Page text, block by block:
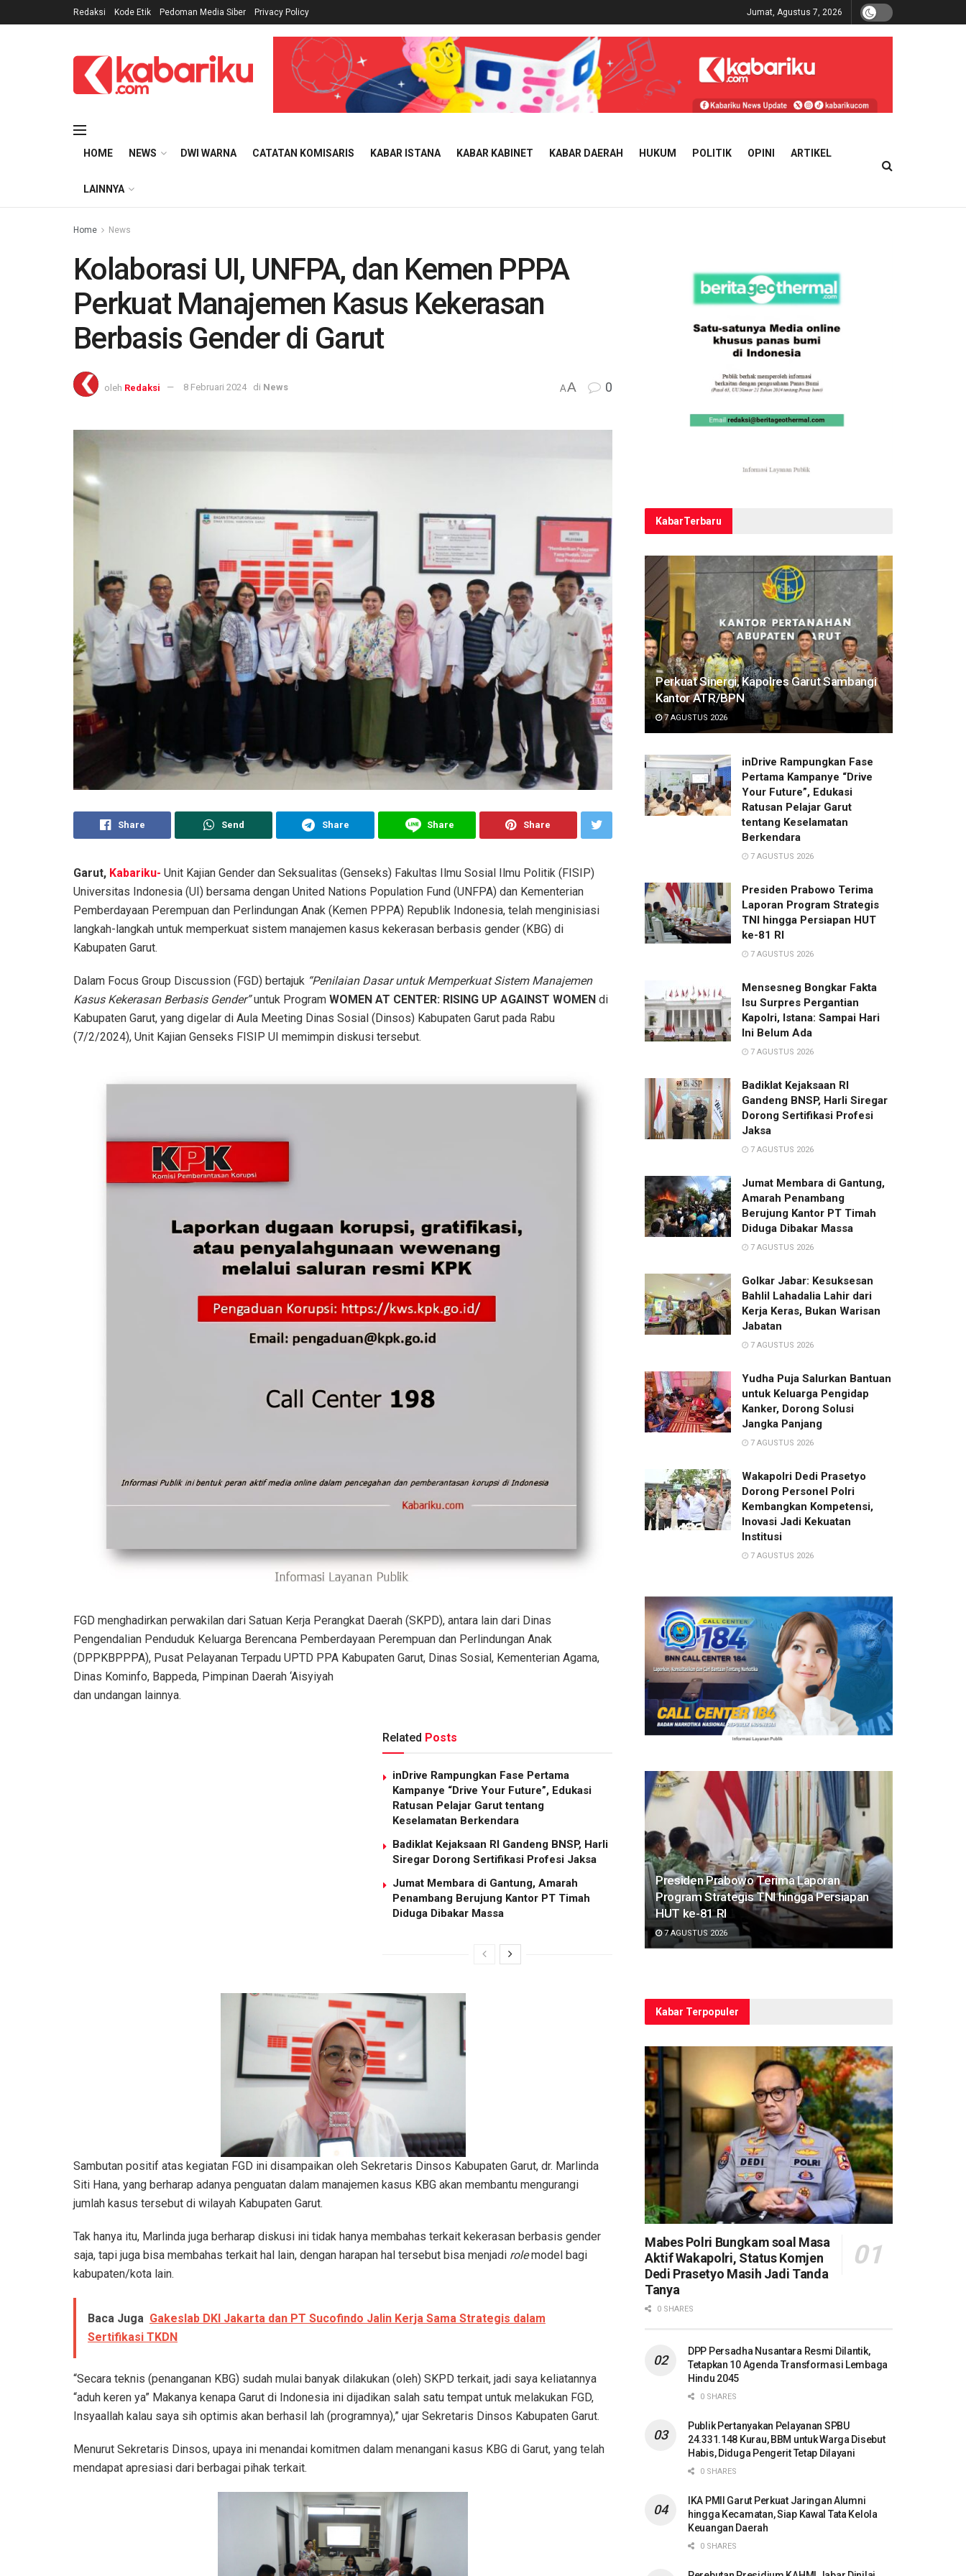
Redaksi Kode Etik Pedoman Media Siber Privacy Policy Jumat, Agustus 7, 2026
HOME NEWS DWI WARNA CATATAN KOMISARIS KABAR ISTANA KABAR KABINET KABAR DAERAH HUKUM POLITIK OPINI ARTIKEL
LAINNYA
Home News
Kolaborasi UI, UNFPA, dan Kemen PPPA
Perkuat Manajemen Kasus Kekerasan
Berbasis Gender di Garut
oleh Redaksi 8 Februari 2024 di News AA 0
Share Send Share Share Share
Garut, Kabariku- Unit Kajian Gender dan Seksualitas (Genseks) Fakultas Ilmu Sosial Ilmu Politik (FISIP)
Universitas Indonesia (UI) bersama dengan United Nations Population Fund (UNFPA) dan Kementerian
Pemberdayaan Perempuan dan Perlindungan Anak (Kemen PPPA) Republik Indonesia, telah menginisiasi
langkah-langkah untuk memperkuat sistem manajemen kasus kekerasan berbasis gender (KBG) di
Kabupaten Garut.
Dalam Focus Group Discussion (FGD) bertajuk “Penilaian Dasar untuk Memperkuat Sistem Manajemen
Kasus Kekerasan Berbasis Gender”untuk Program WOMEN AT CENTER: RISING UP AGAINST WOMEN di
Kabupaten Garut, yang digelar di Aula Meeting Dinas Sosial (Dinsos) Kabupaten Garut pada Rabu
(7/2/2024), Unit Kajian Genseks FISIP UI memimpin diskusi tersebut.
FGD menghadirkan perwakilan dari Satuan Kerja Perangkat Daerah (SKPD), antara lain dari Dinas
Pengendalian Penduduk Keluarga Berencana Pemberdayaan Perempuan dan Perlindungan Anak
(DPPKBPPPA), Pusat Pelayanan Terpadu UPTD PPA Kabupaten Garut, Dinas Sosial, Kementerian Agama,
Dinas Kominfo, Bappeda, Pimpinan Daerah ‘Aisyiyah
dan undangan lainnya.
Related Posts
inDrive Rampungkan Fase Pertama
Kampanye “Drive Your Future”, Edukasi
Ratusan Pelajar Garut tentang
Keselamatan Berkendara
Badiklat Kejaksaan RI Gandeng BNSP, Harli
Siregar Dorong Sertifikasi Profesi Jaksa
Jumat Membara di Gantung, Amarah
Penambang Berujung Kantor PT Timah
Diduga Dibakar Massa
Sambutan positif atas kegiatan FGD ini disampaikan oleh Sekretaris Dinsos Kabupaten Garut, dr. Marlinda
Siti Hana, yang berharap adanya penguatan dalam manajemen kasus KBG akan membantu mengurangi
jumlah kasus tersebut di wilayah Kabupaten Garut.
Tak hanya itu, Marlinda juga berharap diskusi ini tidak hanya membahas terkait kekerasan berbasis gender
saja, tapi juga bisa membahas terkait hal lain, dengan harapan hal tersebut bisa menjadi rolemodel bagi
kabupaten/kota lain.
Baca Juga Gakeslab DKI Jakarta dan PT Sucofindo Jalin Kerja Sama Strategis dalam
Sertifikasi TKDN
“Secara teknis (penanganan KBG) sudah mulai banyak dilakukan (oleh) SKPD terkait, jadi saya keliatannya
“aduh keren ya” Makanya kenapa Garut di Indonesia ini dijadikan salah satu tempat untuk melakukan FGD,
Insyaallah kalau saya sih optimis akan berhasil lah (programnya),” ujar Sekretaris Dinsos Kabupaten Garut.
Menurut Sekretaris Dinsos, upaya ini menandai komitmen dalam menangani kasus KBG di Garut, yang telah
mendapat apresiasi dari berbagai pihak terkait.
KabarTerbaru
Perkuat Sinergi, Kapolres Garut Sambangi
Kantor ATR/BPN
7 AGUSTUS 2026
inDrive Rampungkan Fase
Pertama Kampanye “Drive
Your Future”, Edukasi
Ratusan Pelajar Garut
tentang Keselamatan
Berkendara
7 AGUSTUS 2026
Presiden Prabowo Terima
Laporan Program Strategis
TNI hingga Persiapan HUT
ke-81 RI
7 AGUSTUS 2026
Mensesneg Bongkar Fakta
Isu Surpres Pergantian
Kapolri, Istana: Sampai Hari
Ini Belum Ada
7 AGUSTUS 2026
Badiklat Kejaksaan RI
Gandeng BNSP, Harli Siregar
Dorong Sertifikasi Profesi
Jaksa
7 AGUSTUS 2026
Jumat Membara di Gantung,
Amarah Penambang
Berujung Kantor PT Timah
Diduga Dibakar Massa
7 AGUSTUS 2026
Golkar Jabar: Kesuksesan
Bahlil Lahadalia Lahir dari
Kerja Keras, Bukan Warisan
Jabatan
7 AGUSTUS 2026
Yudha Puja Salurkan Bantuan
untuk Keluarga Pengidap
Kanker, Dorong Solusi
Jangka Panjang
7 AGUSTUS 2026
Wakapolri Dedi Prasetyo
Dorong Personel Polri
Kembangkan Kompetensi,
Inovasi Jadi Kekuatan
Institusi
7 AGUSTUS 2026
Presiden Prabowo Terima Laporan
Program Strategis TNI hingga Persiapan
HUT ke-81 RI
7 AGUSTUS 2026
Kabar Terpopuler
Mabes Polri Bungkam soal Masa
Aktif Wakapolri, Status Komjen
Dedi Prasetyo Masih Jadi Tanda
Tanya
0 SHARES
DPP Persadha Nusantara Resmi Dilantik,
Tetapkan 10 Agenda Transformasi Lembaga
Hindu 2045
0 SHARES
Publik Pertanyakan Pelayanan SPBU
24.331.148 Kurau, BBM untuk Warga Disebut
Habis, Diduga Pengerit Tetap Dilayani
0 SHARES
IKA PMII Garut Perkuat Jaringan Alumni
hingga Kecamatan, Siap Kawal Tata Kelola
Keuangan Daerah
0 SHARES